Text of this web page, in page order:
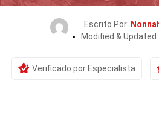
Escrito Por:
Modified & Updated:
Verificado por Especialista